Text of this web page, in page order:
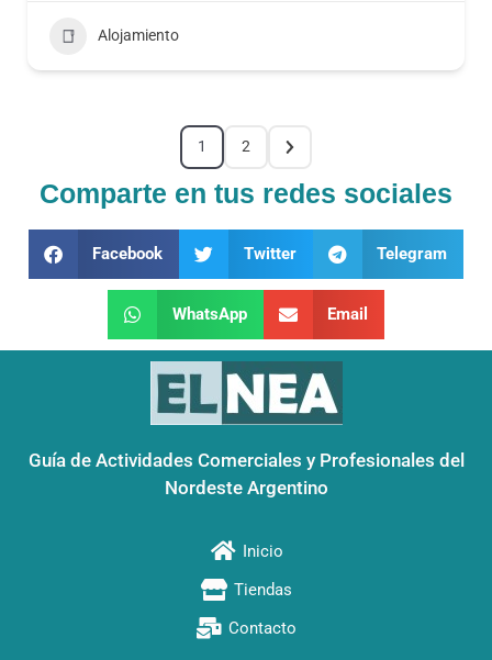
Alojamiento
1 2
Comparte en tus redes sociales
Facebook Twitter Telegram
WhatsApp Email
Guía de Actividades Comerciales y Profesionales del
Nordeste Argentino
Inicio
Tiendas
Contacto